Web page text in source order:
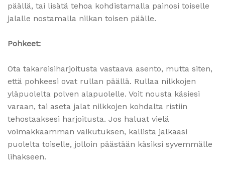
päällä, tai lisätä tehoa kohdistamalla painosi toiselle
jalalle nostamalla nilkan toisen päälle.
Pohkeet:
Ota takareisiharjoitusta vastaava asento, mutta siten,
että pohkeesi ovat rullan päällä. Rullaa nilkkojen
yläpuolelta polven alapuolelle. Voit nousta käsiesi
varaan, tai aseta jalat nilkkojen kohdalta ristiin
tehostaaksesi harjoitusta. Jos haluat vielä
voimakkaamman vaikutuksen, kallista jalkaasi
puolelta toiselle, jolloin päästään käsiksi syvemmälle
lihakseen.